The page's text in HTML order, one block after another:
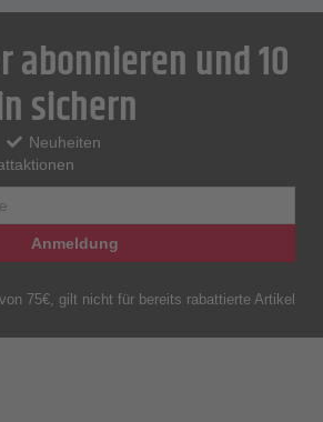
abonnieren und 10
sichern
Neuheiten
Anmeldung
75€, gilt nicht für bereits rabattierte Artikel